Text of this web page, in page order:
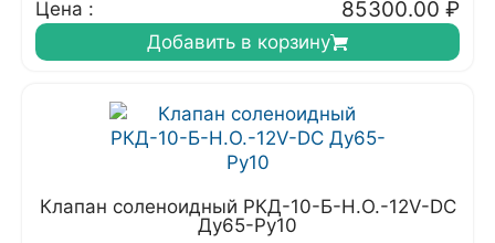
Цена : 85300.00 ₽
Добавить в корзину
Клапан соленоидный РКД-10-Б-Н.О.-12V-DC
Ду65-Ру10